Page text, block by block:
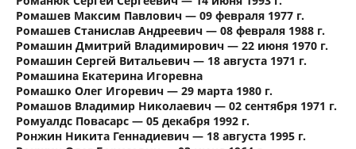
Ромашев Максим Павлович — 09 февраля 1977 г.
Ромашев Станислав Андреевич — 08 февраля 1988 г.
Ромашин Дмитрий Владимирович — 22 июня 1970 г.
Ромашин Сергей Витальевич — 18 августа 1971 г.
Ромашина Екатерина Игоревна
Ромашко Олег Игоревич — 29 марта 1980 г.
Ромашов Владимир Николаевич — 02 сентября 1971 г.
Ромуалдс Повасарс — 05 декабря 1992 г.
Ронжин Никита Геннадиевич — 18 августа 1995 г.